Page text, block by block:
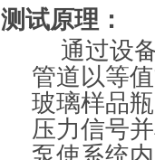
测试原理：
通过设
管道以等
玻璃样品
压力信号